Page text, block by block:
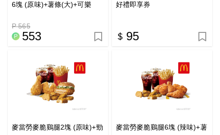
6塊 (原味)+薯條(大)+可樂
數兌換
P 565
553
好禮即享券
95
麥當勞麥脆鷄腿2塊 (原味)+勁
麥當勞麥脆鷄腿6塊 (辣味)+薯